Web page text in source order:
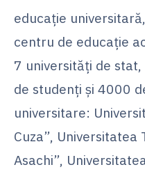
educaţie
centru de educaţie
7 universităţi de
de studenţi şi 4000
universitare:
Cuza”, Universitatea
Asachi”,